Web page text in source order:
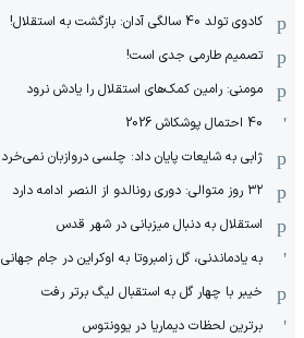
کادوی تولد 40 سالگی آدان: بازگشت به استقلال!
تصمیم طارمی جدی است!
مومنی: رامین کمک‌های استقلال را یادش نرود
40 احتمال پوشکاش 2026
ژابی به شایعات پایان داد: چلسی دروازبان نمی‌خرد
۳۲ روز متوالی: دوری رونالدو از النصر ادامه دارد
استقلال به دنبال میزبانی در شهر قدس
به یادماندنی، گل زامبروتا به اوکراین در جام جهانی 2006
خیبر با چهار گل به استقبال لیگ برتر رفت
برترین لحظات دیماریا در یوونتوس